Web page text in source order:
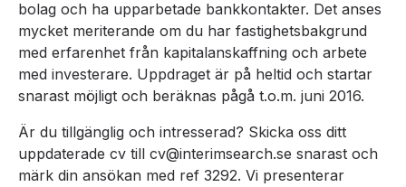
bolag och ha upparbetade bankkontakter. Det anses
mycket meriterande om du har fastighetsbakgrund
med erfarenhet från kapitalanskaffning och arbete
med investerare. Uppdraget är på heltid och startar
snarast möjligt och beräknas pågå t.o.m. juni 2016.
Är du tillgänglig och intresserad? Skicka oss ditt
uppdaterade cv till cv@interimsearch.se snarast och
märk din ansökan med ref 3292. Vi presenterar